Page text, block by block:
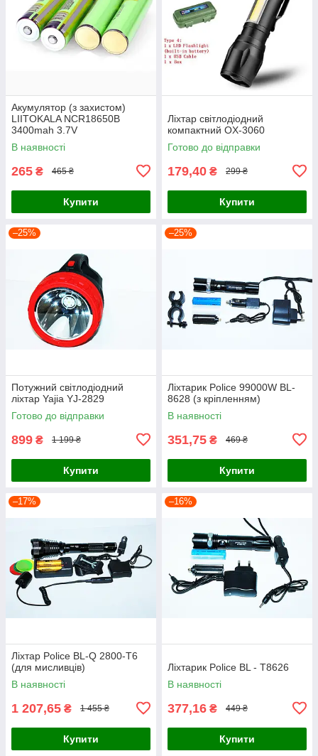
Акумулятор (з захистом)
LIITOKALA NCR18650B
3400mah 3.7V
В наявності
265 ₴ 465 ₴
Купити
Ліхтар світлодіодний
компактний OX-3060
Готово до відправки
179,40 ₴ 299 ₴
Купити
–25%
Потужний світлодіодний
ліхтар Yajia YJ-2829
Готово до відправки
899 ₴ 1 199 ₴
Купити
–25%
Ліхтарик Police 99000W BL-
8628 (з кріпленням)
В наявності
351,75 ₴ 469 ₴
Купити
–17%
Ліхтар Police BL-Q 2800-T6
(для мисливців)
В наявності
1 207,65 ₴ 1 455 ₴
Купити
–16%
Ліхтарик Police BL - Т8626
В наявності
377,16 ₴ 449 ₴
Купити